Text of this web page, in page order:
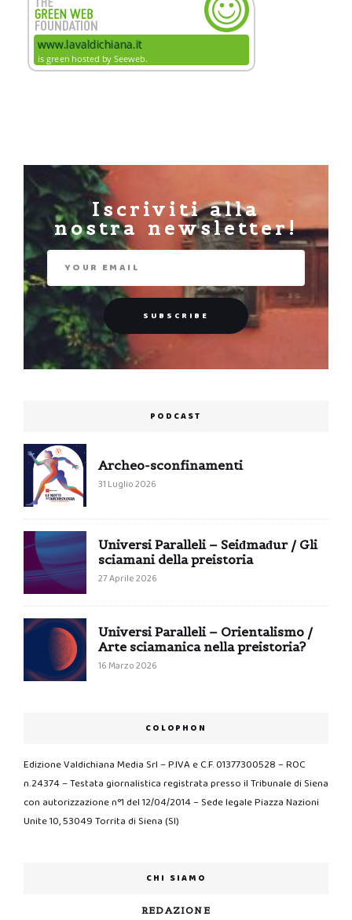
Iscriviti alla
nostra newsletter!
PODCAST
Archeo-sconfinamenti
31 Luglio 2026
Universi Paralleli – Seiđmađur / Gli
sciamani della preistoria
27 Aprile 2026
Universi Paralleli – Orientalismo /
Arte sciamanica nella preistoria?
16 Marzo 2026
COLOPHON
Edizione Valdichiana Media Srl – P.IVA e C.F. 01377300528 – ROC
n.24374 – Testata giornalistica registrata presso il Tribunale di Siena
con autorizzazione n°1 del 12/04/2014 – Sede legale Piazza Nazioni
Unite 10, 53049 Torrita di Siena (SI)
CHI SIAMO
REDAZIONE